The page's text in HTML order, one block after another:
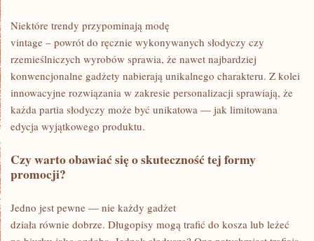
Niektóre trendy przypominają modę
vintage – powrót do ręcznie wykonywanych słodyczy czy
rzemieślniczych wyrobów sprawia, że nawet najbardziej
konwencjonalne gadżety nabierają unikalnego charakteru. Z kolei
innowacyjne rozwiązania w zakresie personalizacji sprawiają, że
każda partia słodyczy może być unikatowa — jak limitowana
edycja wyjątkowego produktu.
Czy warto obawiać się o skuteczność tej formy
promocji?
Jedno jest pewne — nie każdy gadżet
działa równie dobrze. Długopisy mogą trafić do kosza lub leżeć